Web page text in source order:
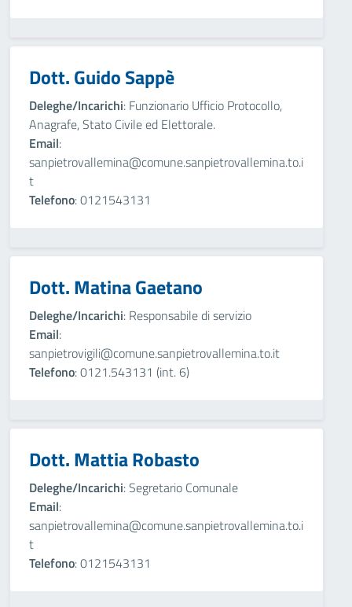
Dott. Guido Sappè
Deleghe/Incarichi: Funzionario Ufficio Protocollo,
Anagrafe, Stato Civile ed Elettorale.
Email:
sanpietrovallemina@comune.sanpietrovallemina.to.i
t
Telefono: 0121543131
Dott. Matina Gaetano
Deleghe/Incarichi: Responsabile di servizio
Email:
sanpietrovigili@comune.sanpietrovallemina.to.it
Telefono: 0121.543131 (int. 6)
Dott. Mattia Robasto
Deleghe/Incarichi: Segretario Comunale
Email:
sanpietrovallemina@comune.sanpietrovallemina.to.i
t
Telefono: 0121543131